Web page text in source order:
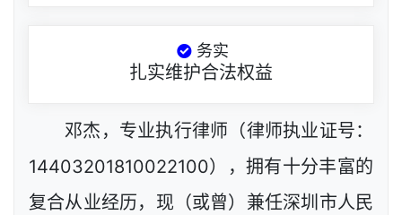
务实
扎实维护合法权益
邓杰，专业执行律师（律师执业证号：
14403201810022100），拥有十分丰富的
复合从业经历，现（或曾）兼任深圳市人民